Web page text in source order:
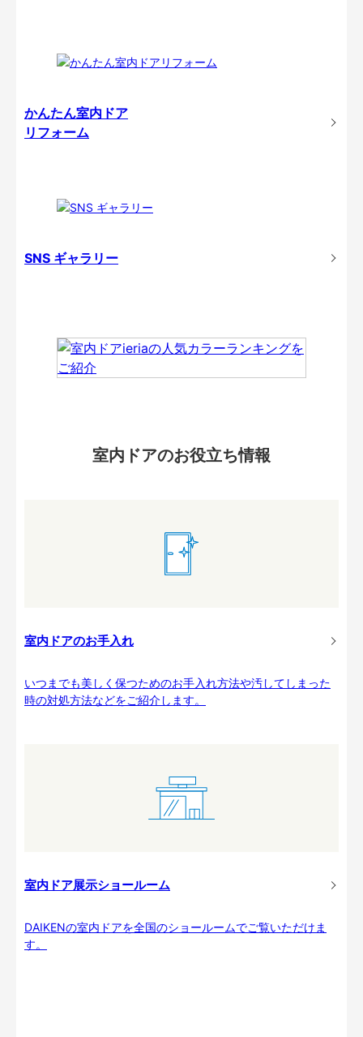
かんたん室内ドア
リフォーム
SNS ギャラリー
室内ドアのお役立ち情報
室内ドアのお手入れ
いつまでも美しく保つためのお手入れ方法や汚してしまった
時の対処方法などをご紹介します。
室内ドア展示ショールーム
DAIKENの室内ドアを全国のショールームでご覧いただけま
す。